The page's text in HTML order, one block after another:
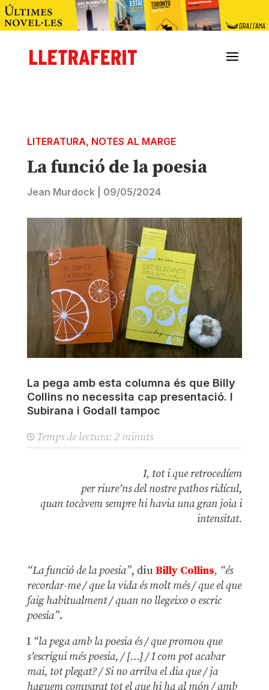
LITERATURA, NOTES AL MARGE
La funció de la poesia
Jean Murdock| 09/05/2024
La pega amb esta columna és que Billy
Collins no necessita cap presentació. I
Subirana i Godall tampoc
Temps de lectura: 2 minuts
I, tot i que retrocedíem
per riure’ns del nostre pathos ridícul,
quan tocàvem sempre hi havia una gran joia i
intensitat.
“La funció de la poesia”, diu Billy Collins, “és
recordar-me / que la vida és molt més / que el que
faig habitualment / quan no llegeixo o escric
poesia”.
I “la pega amb la poesia és / que promou que
s’escrigui més poesia, / […] / I com pot acabar
mai, tot plegat? / Si no arriba el dia que / ja
haguem comparat tot el que hi ha al món / amb